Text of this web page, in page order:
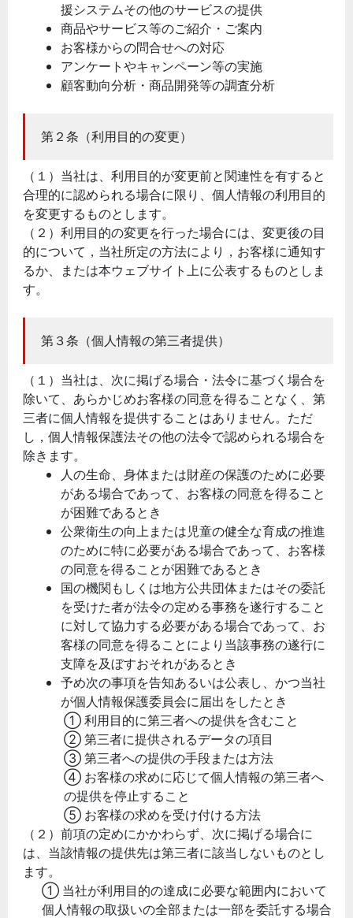
援システムその他のサービスの提供
商品やサービス等のご紹介・ご案内
お客様からの問合せへの対応
アンケートやキャンペーン等の実施
顧客動向分析・商品開発等の調査分析
第２条（利用目的の変更）
（１）当社は、利用目的が変更前と関連性を有すると
合理的に認められる場合に限り、個人情報の利用目的
を変更するものとします。
（２）利用目的の変更を行った場合には、変更後の目
的について，当社所定の方法により，お客様に通知す
るか、または本ウェブサイト上に公表するものとしま
す。
第３条（個人情報の第三者提供）
（１）当社は、次に掲げる場合・法令に基づく場合を
除いて、あらかじめお客様の同意を得ることなく、第
三者に個人情報を提供することはありません。ただ
し，個人情報保護法その他の法令で認められる場合を
除きます。
人の生命、身体または財産の保護のために必要
がある場合であって、お客様の同意を得ること
が困難であるとき
公衆衛生の向上または児童の健全な育成の推進
のために特に必要がある場合であって、お客様
の同意を得ることが困難であるとき
国の機関もしくは地方公共団体またはその委託
を受けた者が法令の定める事務を遂行すること
に対して協力する必要がある場合であって、お
客様の同意を得ることにより当該事務の遂行に
支障を及ぼすおそれがあるとき
予め次の事項を告知あるいは公表し、かつ当社
が個人情報保護委員会に届出をしたとき
① 利用目的に第三者への提供を含むこと
② 第三者に提供されるデータの項目
③ 第三者への提供の手段または方法
④ お客様の求めに応じて個人情報の第三者へ
の提供を停止すること
⑤ お客様の求めを受け付ける方法
（２）前項の定めにかかわらず、次に掲げる場合に
は、当該情報の提供先は第三者に該当しないものとし
ます。
① 当社が利用目的の達成に必要な範囲内において
個人情報の取扱いの全部または一部を委託する場合